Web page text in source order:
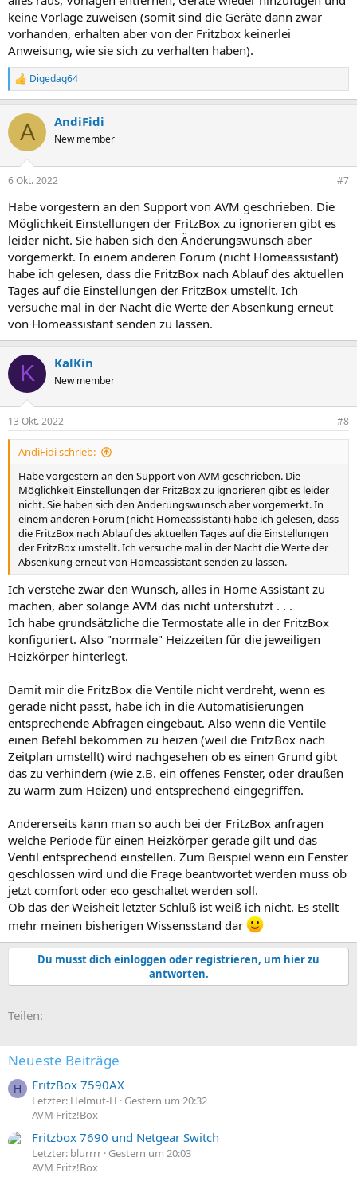
keine Vorlage zuweisen (somit sind die Geräte dann zwar
vorhanden, erhalten aber von der Fritzbox keinerlei
Anweisung, wie sie sich zu verhalten haben).
R
e
k
i
e
:
Digedag64
A AndiFidi
New member
6 Okt. 2022 #7
Habe vorgestern an den Support von AVM geschrieben. Die
Möglichkeit Einstellungen der FritzBox zu ignorieren gibt es
leider nicht. Sie haben sich den Änderungswunsch aber
vorgemerkt. In einem anderen Forum (nicht Homeassistant)
habe ich gelesen, dass die FritzBox nach Ablauf des aktuellen
Tages auf die Einstellungen der FritzBox umstellt. Ich
versuche mal in der Nacht die Werte der Absenkung erneut
von Homeassistant senden zu lassen.
K KalKin
New member
13 Okt. 2022 #8
AndiFidi schrieb:
Habe vorgestern an den Support von AVM geschrieben. Die
Möglichkeit Einstellungen der FritzBox zu ignorieren gibt es leider
nicht. Sie haben sich den Änderungswunsch aber vorgemerkt. In
einem anderen Forum (nicht Homeassistant) habe ich gelesen, dass
die FritzBox nach Ablauf des aktuellen Tages auf die Einstellungen
der FritzBox umstellt. Ich versuche mal in der Nacht die Werte der
Absenkung erneut von Homeassistant senden zu lassen.
Ich verstehe zwar den Wunsch, alles in Home Assistant zu
machen, aber solange AVM das nicht unterstützt . . .
Ich habe grundsätzliche die Termostate alle in der FritzBox
konfiguriert. Also "normale" Heizzeiten für die jeweiligen
Heizkörper hinterlegt.
Damit mir die FritzBox die Ventile nicht verdreht, wenn es
gerade nicht passt, habe ich in die Automatisierungen
entsprechende Abfragen eingebaut. Also wenn die Ventile
einen Befehl bekommen zu heizen (weil die FritzBox nach
Zeitplan umstellt) wird nachgesehen ob es einen Grund gibt
das zu verhindern (wie z.B. ein offenes Fenster, oder draußen
zu warm zum Heizen) und entsprechend eingegriffen.
Andererseits kann man so auch bei der FritzBox anfragen
welche Periode für einen Heizkörper gerade gilt und das
Ventil entsprechend einstellen. Zum Beispiel wenn ein Fenster
geschlossen wird und die Frage beantwortet werden muss ob
jetzt comfort oder eco geschaltet werden soll.
Ob das der Weisheit letzter Schluß ist weiß ich nicht. Es stellt
mehr meinen bisherigen Wissensstand dar
Du musst dich einloggen oder registrieren, um hier zu
antworten.
Teilen:
Neueste Beiträge
H FritzBox 7590AX
Letzter: Helmut-H
Gestern um 20:32
AVM Fritz!Box
Fritzbox 7690 und Netgear Switch
Letzter: blurrrr Gestern um 20:03
AVM Fritz!Box